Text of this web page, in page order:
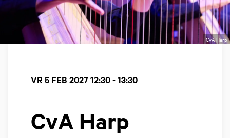
CvA Harp
CvA Harp
VR 5 FEB 202712:30 - 13:30